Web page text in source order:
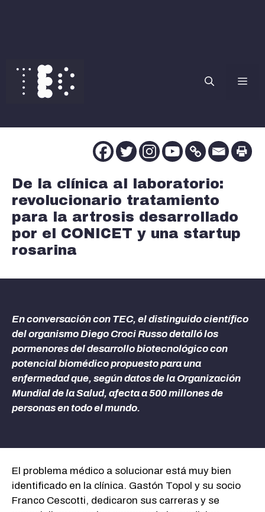
contenido
De la clínica al laboratorio:
revolucionario tratamiento
para la artrosis desarrollado
por el CONICET y una startup
rosarina
En conversación con TEC, el distinguido científico
del organismo Diego Croci Russo detalló los
pormenores del desarrollo biotecnológico con
potencial biomédico propuesto para una
enfermedad que, según datos de la Organización
Mundial de la Salud, afecta a 500 millones de
personas en todo el mundo.
El problema médico a solucionar está muy bien
identificado en la clínica. Gastón Topol y su socio
Franco Cescotti, dedicaron sus carreras y se